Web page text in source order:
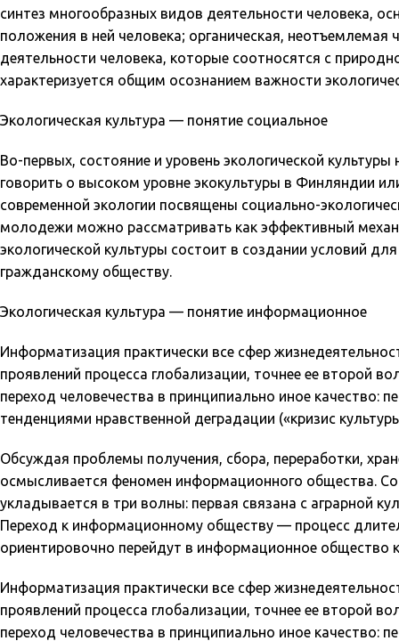
синтез многообразных видов деятельности человека,
положения в ней человека; органическая,
деятельности человека, которые соотносятся с
характеризуется общим осознанием важности
Экологическая культура — понятие социальное
Во-первых, состояние и уровень экологической
говорить о высоком уровне экокультуры в Финляндии
современной экологии посвящены социально-
молодежи можно рассматривать как эффективный
экологической культуры состоит в создании условий
гражданскому обществу.
Экологическая культура — понятие информационное
Информатизация практически все сфер
проявлений процесса глобализации, точнее ее второй
переход человечества в принципиально иное качество:
тенденциями нравственной деградации («кризис
Обсуждая проблемы получения, сбора, переработки,
осмысливается феномен информационного общества.
укладывается в три волны: первая связана с аграрной
Переход к информационному обществу — процесс
ориентировочно перейдут в информационное общество
Информатизация практически все сфер
проявлений процесса глобализации, точнее ее второй
переход человечества в принципиально иное качество: